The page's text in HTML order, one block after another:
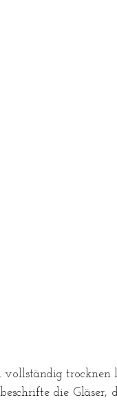
trocknen
die